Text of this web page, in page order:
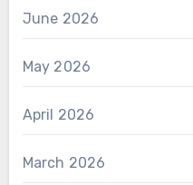
June 2026
May 2026
April 2026
March 2026